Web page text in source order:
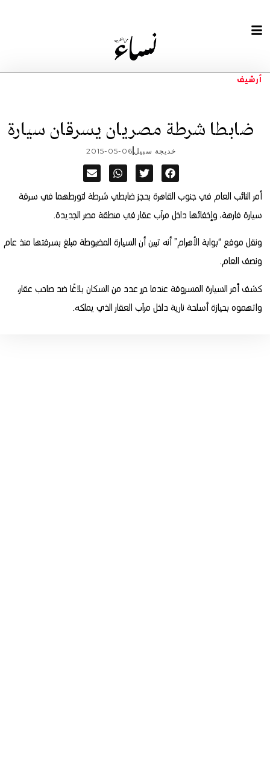
أرشيف
ضابطا شرطة مصريان يسرقان سيارة
خديجة سبيل 2015-05-06
أمر النائب العام في جنوب القاهرة بحجز ضابطي شرطة لتورطهما في سرقة
سيارة فارهة، وإخفائها داخل مرآب عقار في منطقة مصر الجديدة.
ونقل موقع “بوابة الأهرام” أنه تبين أن السيارة المضبوطة مبلغ بسرقتها منذ عام
ونصف العام.
كشف أمر السيارة المسروقة عندما حرر عدد من السكان بلاغًا ضد صاحب عقار،
واتهموه بحيازة أسلحة نارية داخل مرآب العقار الذي يملكه.